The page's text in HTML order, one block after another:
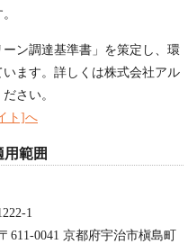
ン調達基準書」を策定し、環
ます。詳しくは株式会社アル
さい。
ト]へ
範囲
1
611-0041 京都府宇治市槇島町